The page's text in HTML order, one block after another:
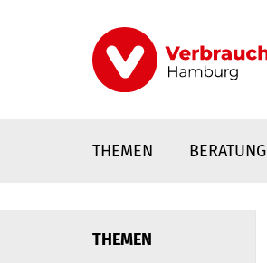
THEMEN BERATUNG
THEMEN